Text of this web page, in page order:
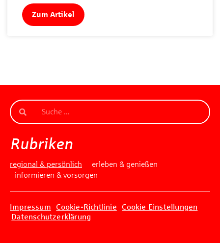
Zum Artikel
Rubriken
regional & persönlich
erleben & genießen
informieren & vorsorgen
Impressum Cookie-Richtlinie
Cookie Einstellungen
Datenschutzerklärung